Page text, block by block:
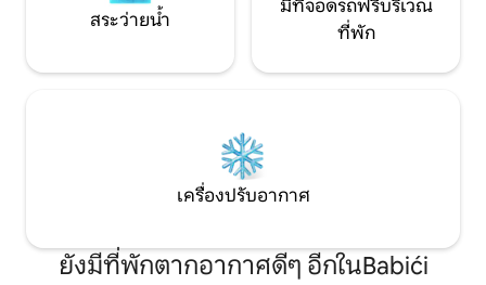
สระว่ายน้ำ
มีที่จอดรถฟรีบริเวณ
ที่พัก
เครื่องปรับอากาศ
ยังมีที่พักตากอากาศดีๆ อีกในBabići